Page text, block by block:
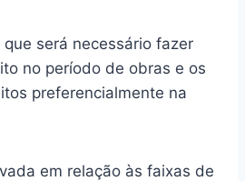
será necessário fazer
no período de obras e os
preferencialmente na
em relação às faixas de